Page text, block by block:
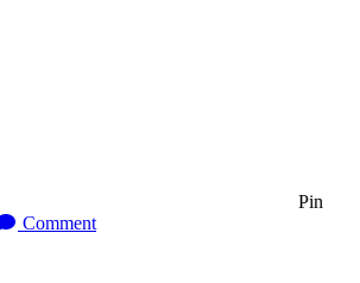
Pin
Comment